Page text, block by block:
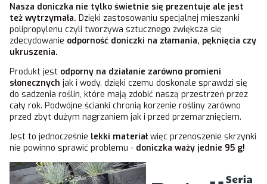
Nasza doniczka nie tylko świetnie się prezentuje ale jest
też wytrzymała. Dzięki zastosowaniu specjalnej mieszanki
polipropylenu czyli tworzywa sztucznego zwiększa się
zdecydowanie odporność doniczki na złamania, pęknięcia czy
ukruszenia.
Produkt jest odporny na działanie zarówno promieni
słonecznych jak i wody, dzięki czemu doskonale sprawdzi się
do sadzenia roślin, które mają zdobić naszą przestrzeń przez
cały rok. Podwójne ścianki chronią korzenie rośliny zarówno
przed zbyt dużym nagrzaniem jak i przed przemarznięciem.
Jest to jednocześnie lekki materiałwięc przenoszenie skrzynki
nie powinno sprawić problemu - doniczka waży jednie 95 g!